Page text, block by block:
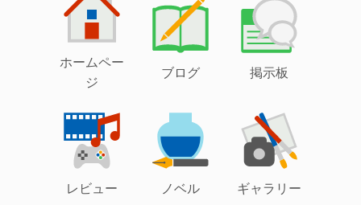
ホームペー
ジ
ブログ 掲示板
レビュー ノベル ギャラリー